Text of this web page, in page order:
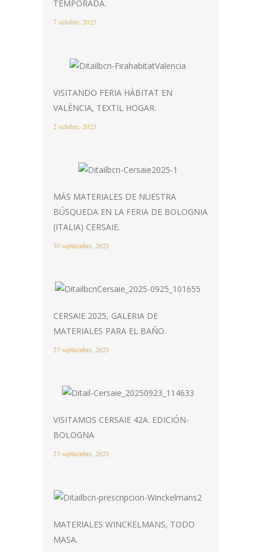
TEMPORADA.
7 octubre, 2025
VISITANDO FERIA HÀBITAT EN
VALÈNCIA, TEXTIL HOGAR.
2 octubre, 2025
MÁS MATERIALES DE NUESTRA
BÚSQUEDA EN LA FERIA DE BOLOGNIA
(ITALIA) CERSAIE.
30 septiembre, 2025
CERSAIE 2025, GALERIA DE
MATERIALES PARA EL BAÑO.
25 septiembre, 2025
VISITAMOS CERSAIE 42A. EDICIÓN-
BOLOGNA
23 septiembre, 2025
MATERIALES WINCKELMANS, TODO
MASA.